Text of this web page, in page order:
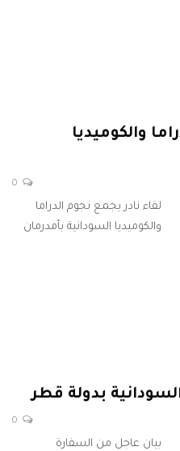
والكوميديا
لقاء نادر يجمع نجوم الدراما
والكوميديا السودانية بأمدرمان
بدولة قطر
بيان عاجل من السفارة